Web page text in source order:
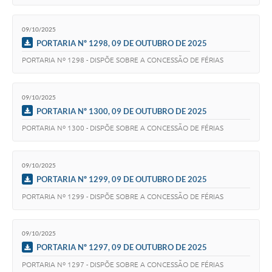
09/10/2025
PORTARIA Nº 1298, 09 DE OUTUBRO DE 2025
PORTARIA Nº 1298 - DISPÕE SOBRE A CONCESSÃO DE FÉRIAS
09/10/2025
PORTARIA Nº 1300, 09 DE OUTUBRO DE 2025
PORTARIA Nº 1300 - DISPÕE SOBRE A CONCESSÃO DE FÉRIAS
09/10/2025
PORTARIA Nº 1299, 09 DE OUTUBRO DE 2025
PORTARIA Nº 1299 - DISPÕE SOBRE A CONCESSÃO DE FÉRIAS
09/10/2025
PORTARIA Nº 1297, 09 DE OUTUBRO DE 2025
PORTARIA Nº 1297 - DISPÕE SOBRE A CONCESSÃO DE FÉRIAS